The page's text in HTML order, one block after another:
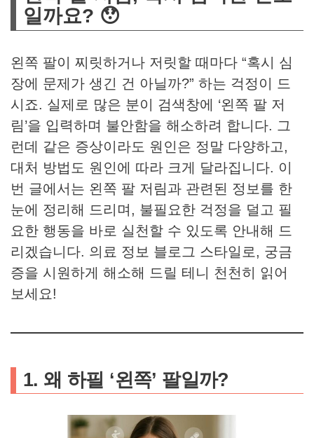
일까요? 😯
왼쪽 팔이 찌릿하거나 저릿할 때마다 “혹시 심
장에 문제가 생긴 건 아닐까?” 하는 걱정이 드
시죠. 실제로 많은 분이 검색창에 ‘왼쪽 팔 저
림’을 입력하며 불안함을 해소하려 합니다. 그
런데 같은 증상이라도 원인은 정말 다양하고,
대처 방법도 원인에 따라 크게 달라집니다. 이
번 글에서는 왼쪽 팔 저림과 관련된 정보를 한
눈에 정리해 드리며, 불필요한 걱정을 덜고 필
요한 행동을 바로 실천할 수 있도록 안내해 드
리겠습니다. 의료 정보 블로그 스타일로, 궁금
증을 시원하게 해소해 드릴 테니 천천히 읽어
보세요!
1. 왜 하필 ‘왼쪽’ 팔일까?